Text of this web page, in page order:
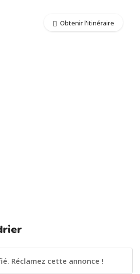
Obtenir l'itinéraire
Réclamez cette annonce !